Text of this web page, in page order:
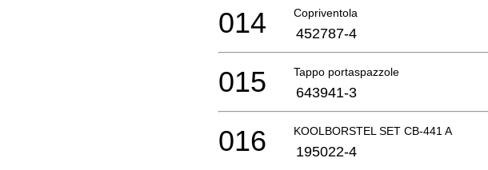
Copriventola
014 452787-4
Tappo portaspazzole
015 643941-3
KOOLBORSTEL SET CB-441 A
016 195022-4